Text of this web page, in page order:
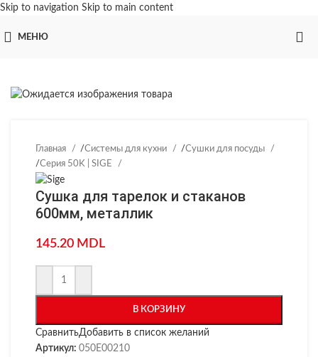
Skip to navigation Skip to main content
МЕНЮ
Главная /Системы для кухни /Сушки для посуды
/Серия 50K | SIGE
Сушка для тарелок и стаканов
600мм, металлик
145.20 MDL
В КОРЗИНУ
СравнитьДобавить в список желаний
Артикул: 050E00210